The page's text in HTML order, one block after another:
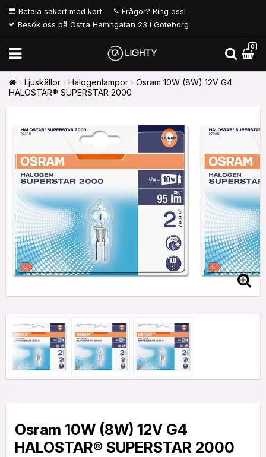
Betala säkert med kort
Frågor? Ring oss!
Besök oss på Östra Hamngatan 23 i Göteborg
0
Ljuskällor Halogenlampor
Osram 10W (8W) 12V G4
HALOSTAR® SUPERSTAR 2000
Osram 10W (8W) 12V G4
HALOSTAR® SUPERSTAR 2000